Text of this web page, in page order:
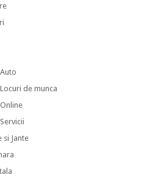
de munca
si Jante